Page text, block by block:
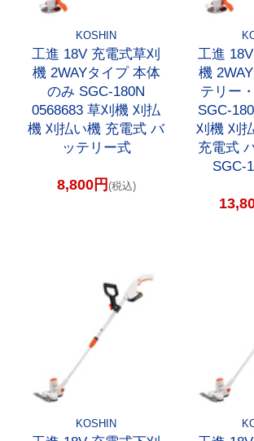
KOSHIN
工進 18V 充電式草刈
機 2WAYタイプ 本体
のみ SGC-180N
0568683 草刈機 刈払
機 刈払い機 充電式 バ
ッテリー式
8,800円 (税込)
工進
機
テリー
SGC-
刈機 刈
充電式
SGC-
KOSHIN